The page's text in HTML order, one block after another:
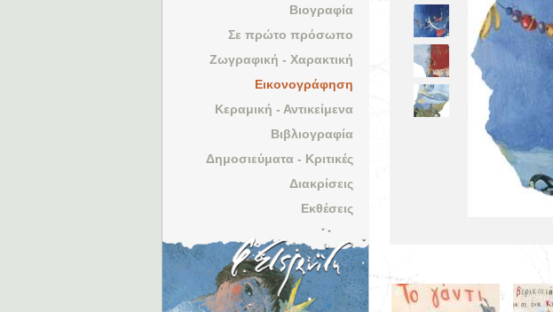
Βιογραφία
Σε πρώτο πρόσωπο
Ζωγραφική - Χαρακτική
Εικονογράφηση
Κεραμική - Αντικείμενα
Βιβλιογραφία
Δημοσιεύματα - Κριτικές
Διακρίσεις
Εκθέσεις